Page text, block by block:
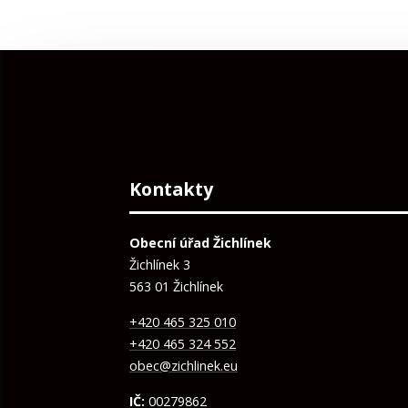
Kontakty
Obecní úřad Žichlínek
Žichlínek 3
563 01 Žichlínek
+420 465 325 010
+420 465 324 552
obec@zichlinek.eu
IČ: 00279862